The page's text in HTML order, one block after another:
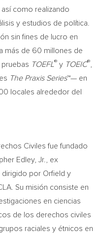
así como realizando
y estudios de política.
sin fines de lucro en
más de 60 millones de
TOEFL ® y TOEIC®
The Praxis Series™— en
locales alrededor del
Civiles fue fundado
Edley, Jr.
, ex
dirigido por Orfield y
. Su misión consiste en
en ciencias
de los derechos civiles
raciales y étnicos en